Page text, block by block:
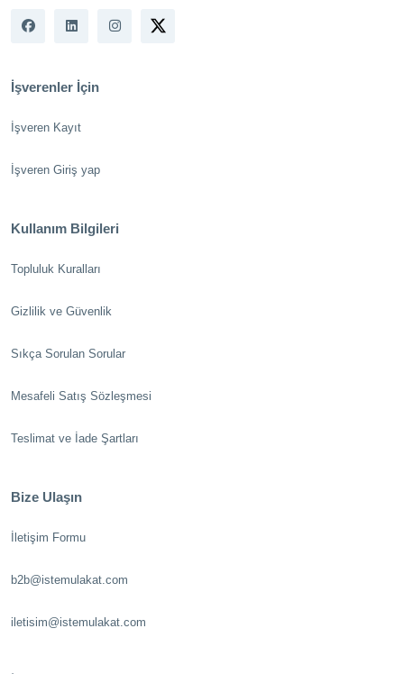
İşverenler İçin
İşveren Kayıt
İşveren Giriş yap
Kullanım Bilgileri
Topluluk Kuralları
Gizlilik ve Güvenlik
Sıkça Sorulan Sorular
Mesafeli Satış Sözleşmesi
Teslimat ve İade Şartları
Bize Ulaşın
İletişim Formu
b2b@istemulakat.com
iletisim@istemulakat.com